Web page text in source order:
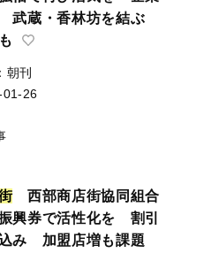
武蔵・香林坊を結ぶ
朝刊
01-26
西部商店街協同組合
興券で活性化を 割引
込み 加盟店増も課題